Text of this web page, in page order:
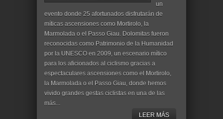
un
evento donde 25 afortunados disfrutarán de
míticas ascensiones como Mortirolo, la
Marmolada o el Passo Giau. Dolomitas fueron
reconocidas como Patrimonio de la Humanidad
por la UNESCO en 2009, un escenario mítico
para los aficionados al ciclismo gracias a
espectaculares ascensiones como el Mortirolo,
la Marmolada o el Passo Giau, donde hemos
vivido grandes gestas ciclistas en una de las
más...
LEER MÁS